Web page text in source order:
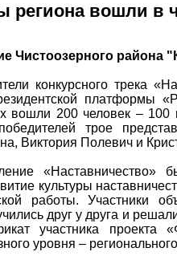
вошли в
Чистоозерного района
конкурсного трека
платформы
вошли 200 человек – 100
трое
Виктория Полевич и
«Наставничество»
культуры
работы. Участники
друг у друга и
участника проекта
уровня –